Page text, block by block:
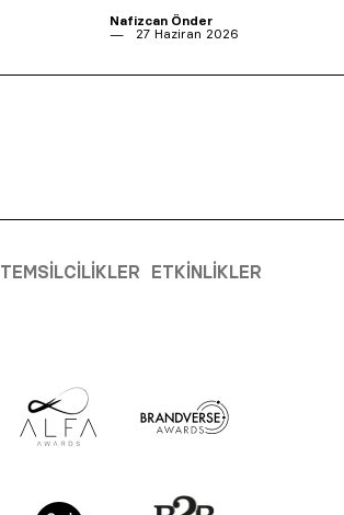
Nafizcan Önder
27 Haziran 2026
TEMSILCILIKLER ETKINLIKLER